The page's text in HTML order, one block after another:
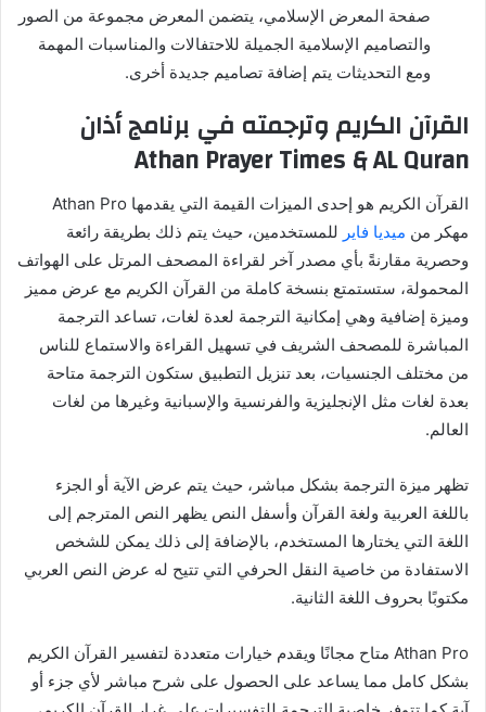
صفحة المعرض الإسلامي، يتضمن المعرض مجموعة من الصور
والتصاميم الإسلامية الجميلة للاحتفالات والمناسبات المهمة
ومع التحديثات يتم إضافة تصاميم جديدة أخرى.
القرآن الكريم وترجمته في برنامج أذان
Athan Prayer Times & AL Quran
القرآن الكريم هو إحدى الميزات القيمة التي يقدمها Athan Pro
مهكر من ميديا فاير للمستخدمين، حيث يتم ذلك بطريقة رائعة
وحصرية مقارنةً بأي مصدر آخر لقراءة المصحف المرتل على الهواتف
المحمولة، ستستمتع بنسخة كاملة من القرآن الكريم مع عرض مميز
وميزة إضافية وهي إمكانية الترجمة لعدة لغات، تساعد الترجمة
المباشرة للمصحف الشريف في تسهيل القراءة والاستماع للناس
من مختلف الجنسيات، بعد تنزيل التطبيق ستكون الترجمة متاحة
بعدة لغات مثل الإنجليزية والفرنسية والإسبانية وغيرها من لغات
العالم.
تظهر ميزة الترجمة بشكل مباشر، حيث يتم عرض الآية أو الجزء
باللغة العربية ولغة القرآن وأسفل النص يظهر النص المترجم إلى
اللغة التي يختارها المستخدم، بالإضافة إلى ذلك يمكن للشخص
الاستفادة من خاصية النقل الحرفي التي تتيح له عرض النص العربي
مكتوبًا بحروف اللغة الثانية.
Athan Pro متاح مجانًا ويقدم خيارات متعددة لتفسير القرآن الكريم
بشكل كامل مما يساعد على الحصول على شرح مباشر لأي جزء أو